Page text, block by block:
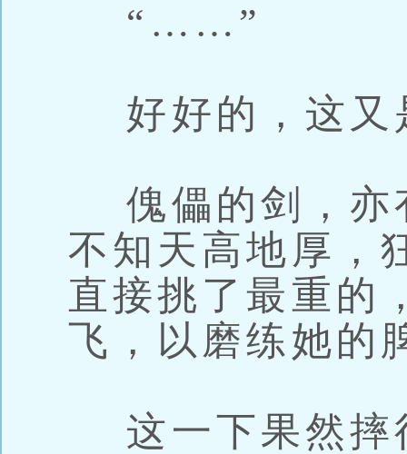
“……”
好好的，这又
傀儡的剑，亦
不知天高地厚，
直接挑了最重的
飞，以磨练她的
这一下果然摔